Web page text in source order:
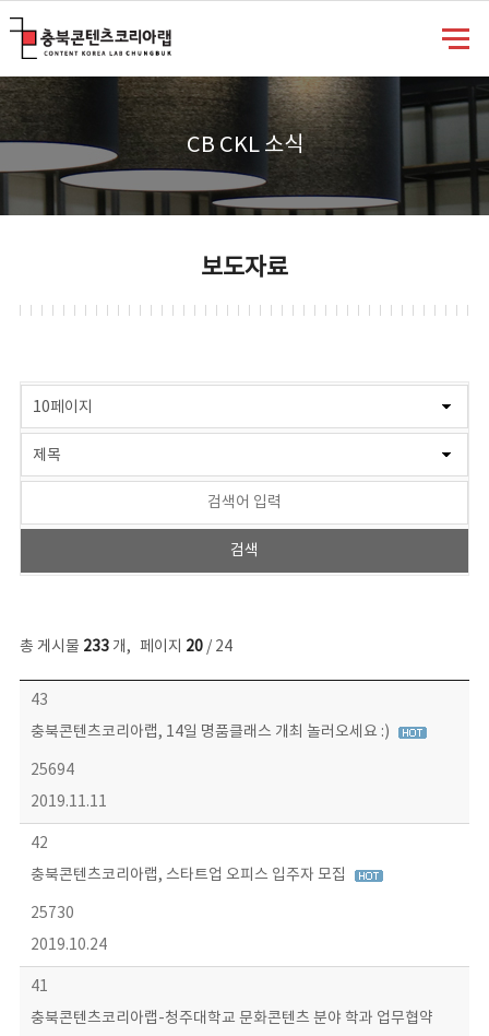
CB CKL 소식
보도자료
총 게시물 233개, 페이지 20/ 24
보도자료 목록 - 번호, 제목, 작성자, 파일, 조회수, 작성일 정보 제공
43
충북콘텐츠코리아랩, 14일 명품클래스 개최 놀러오세요 :)
25694
2019.11.11
42
충북콘텐츠코리아랩, 스타트업 오피스 입주자 모집
25730
2019.10.24
41
충북콘텐츠코리아랩-청주대학교 문화콘텐츠 분야 학과 업무협약